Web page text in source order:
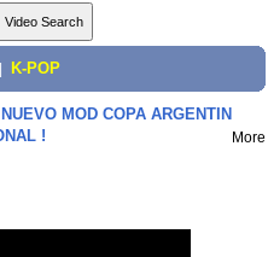
K-POP
MOD COPA ARGENTIN
!
More